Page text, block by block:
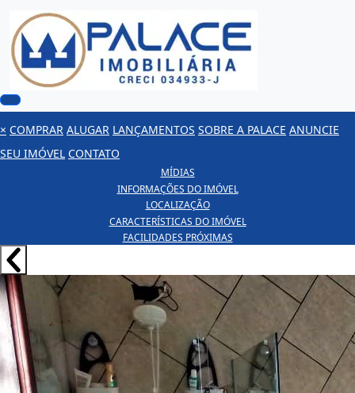
× COMPRAR ALUGAR LANÇAMENTOS SOBRE A PALACE ANUNCIE
SEU IMÓVEL CONTATO
MÍDIAS
INFORMAÇÕES DO IMÓVEL
LOCALIZAÇÃO
CARACTERÍSTICAS DO IMÓVEL
FACILIDADES PRÓXIMAS